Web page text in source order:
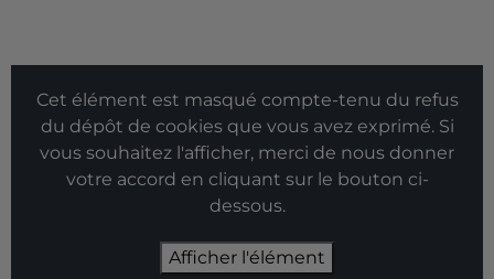
Cet élément est masqué compte-tenu du refus
du dépôt de cookies que vous avez exprimé. Si
vous souhaitez l'afficher, merci de nous donner
votre accord en cliquant sur le bouton ci-
dessous.
Afficher l'élément